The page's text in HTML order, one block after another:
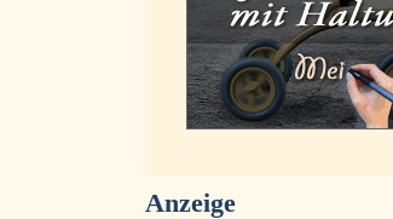
Anzeige